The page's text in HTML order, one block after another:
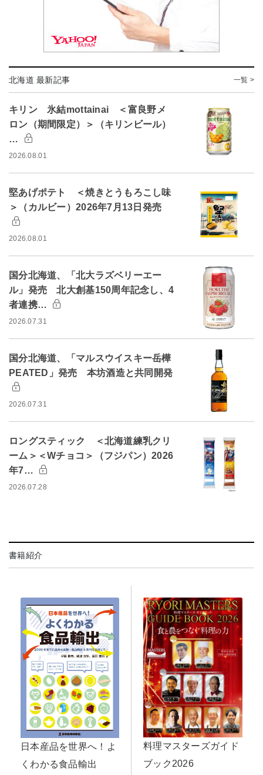
北海道 最新記事 一覧 >
キリン 氷結mottainai ＜富良野メ
ロン（期間限定）＞（キリンビール）
…
2026.08.01
堅あげポテト ＜焼きとうもろこし味
＞（カルビー）2026年7月13日発売
2026.08.01
国分北海道、「北大ラズベリーエー
ル」発売 北大創基150周年記念し、4
者連携…
2026.07.31
国分北海道、「マルスウイスキー岳樺
PEATED」発売 本坊酒造と共同開発
2026.07.31
ロングスティック ＜北海道練乳クリ
ーム＞＜Wチョコ＞（フジパン）2026
年7…
2026.07.28
書籍紹介
日本産品を世界へ！よ
くわかる食品輸出
料理マスターズガイド
ブック2026